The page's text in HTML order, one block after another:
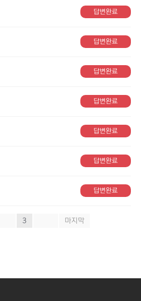
답변완료
답변완료
답변완료
답변완료
답변완료
답변완료
답변완료
3 마지막